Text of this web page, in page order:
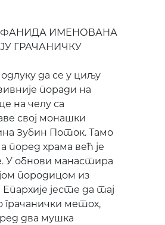
ИМЕНОВАНА
ГРАЧАНИЧКУ
да се у циљу
поради на
на челу са
свој монашки
Зубин Поток. Тамо
поред храма већ је
У обнови манастира
породицом из
јесте да тај
грачанички метох,
два мушка